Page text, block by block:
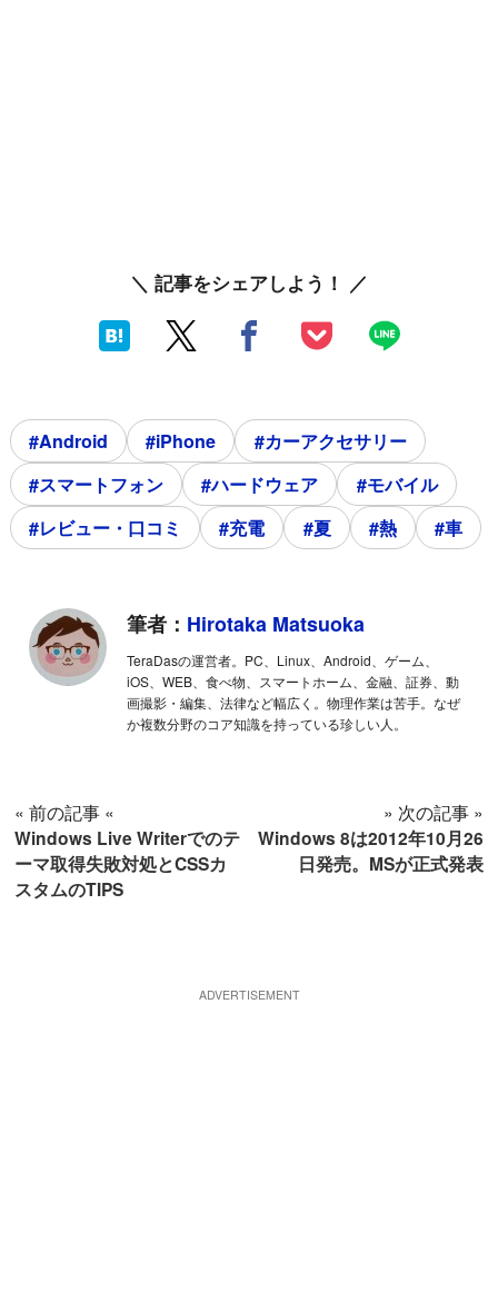
＼ 記事をシェアしよう！ ／
#Android #iPhone
#カーアクセサリー
#スマートフォン
#ハードウェア
#モバイル
#レビュー・口コミ
#充電 #夏 #熱 #車
筆者： Hirotaka Matsuoka
TeraDasの運営者。PC、Linux、Android、ゲーム、
iOS、WEB、食べ物、スマートホーム、金融、証券、動
画撮影・編集、法律など幅広く。物理作業は苦手。なぜ
か複数分野のコア知識を持っている珍しい人。
« 前の記事 «
Windows Live Writerでのテ
ーマ取得失敗対処とCSSカ
スタムのTIPS
» 次の記事 »
Windows 8は2012年10月26
日発売。MSが正式発表